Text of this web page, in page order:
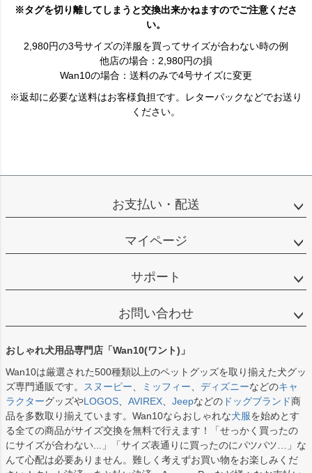
※タグを切り離してしまうと交換出来かねますのでご注意くださ
い。
2,980円の3号サイズの洋服を買ってサイズが合わない時の例
他店の場合：2,980円の損
Wan10の場合：送料のみで4号サイズに変更
※返却に必要な送料はお客様負担です。レターパックなどでお送り
ください。
お支払い・配送
マイページ
サポート
お問い合わせ
おしゃれ犬用品専門店「Wan10(ワント)」
Wan10は厳選された500種類以上のペットグッズを取り揃えた犬グッ
ズ専門通販です。
スヌーピー ミッフィー ディズニーなどのキャ
ラクターグッズやLOGOS AVIREX Jeepなどの ドッグブランド商
品を多数取り揃えています。Wan10ならおしゃれな犬服を始めとす
る全ての商品がサイズ交換を無料で行えます！「せっかく買ったの
にサイズが合わない...」「サイズ表通りに買ったのにパツパツ…」な
んて心配は必要ありません。難しく考えずお買い物をお楽しみくだ